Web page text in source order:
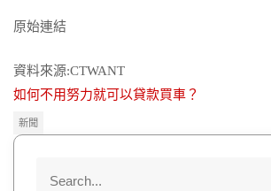
原始連結
資料來源:CTWANT
如何不用努力就可以貸款買車？
新聞